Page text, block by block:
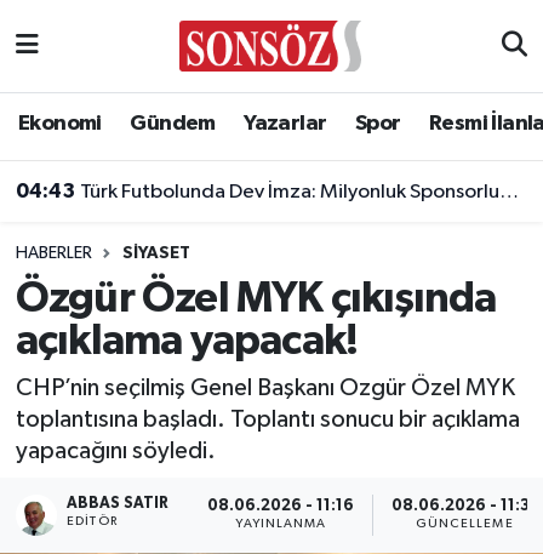
Ekonomi Gündem Yazarlar Spor Resmi
04:43 Türk Futbolunda Dev İmza: Milyonluk Sponsorluk Anlaşması Uzatıldı!
HABERLER SIYASET
Özgür Özel MYK çıkışında
açıklama yapacak!
CHP’nin seçilmiş Genel Başkanı Ozgür Özel MYK
toplantısına başladı. Toplantı sonucu bir açıklama
yapacağını söyledi.
ABBAS SATIR
EDITÖR
08.06.2026 - 11:16
YAYINLANMA
08.06.2026 - 11:31
GÜNCELLEME
Asayiş
Biyografi
Çevre
Diğer
Dünya
Eğitim
Ankara Nöbetçi Eczaneler
Ankara Trafik Yoğunluk Haritası
Süper Lig Puan Durumu ve Fikstür
Tüm Manşetler
Son Dakika Haberleri
Haber Arşivi